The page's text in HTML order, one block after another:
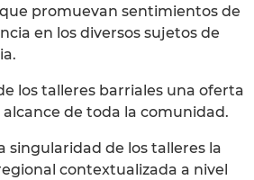
promuevan sentimientos de
en los diversos sujetos de
los talleres barriales una oferta
de toda la comunidad.
singularidad de los talleres la
contextualizada a nivel